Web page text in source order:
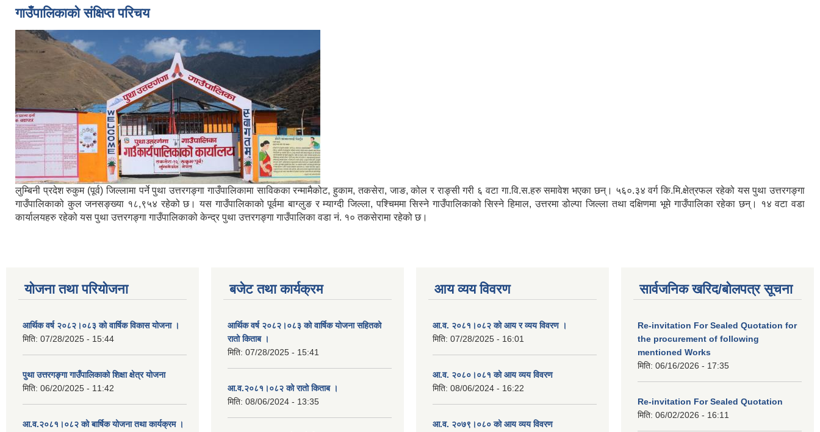
गाउँपालिकाको संक्षिप्त परिचय
लुम्बिनी प्रदेश रुकुम (पूर्व) जिल्लामा पर्ने पुथा उत्तरगङ्गा गाउँपालिकामा साविकका रन्मामैकोट, हुकाम, तकसेरा, जाङ, कोल र राङ्सी गरी ६ वटा गा.वि.स.हरु समावेश भएका छन्। ५६०.३४ वर्ग कि.मि.क्षेत्रफल रहेको यस पुथा उत्तरगङ्गा
गाउँपालिकाको कुल जनसङ्ख्या १८,९५४ रहेको छ। यस गाउँपालिकाको पूर्वमा बाग्लुङ र म्याग्दी जिल्ला, पश्चिममा सिस्ने गाउँपालिकाको सिस्ने हिमाल, उत्तरमा डोल्पा जिल्ला तथा दक्षिणमा भूमे गाउँपालिका रहेका छन्। १४ वटा वडा
कार्यालयहरु रहेको यस पुथा उत्तरगङ्गा गाउँपालिकाको केन्द्र पुथा उत्तरगङ्गा गाउँपालिका वडा नं. १० तकसेरामा रहेको छ।
योजना तथा परियोजना
आर्थिक वर्ष २०८२।०८३ को वार्षिक विकास योजना ।
मिति: 07/28/2025 - 15:44
पुथा उत्तरगङ्गा गाउँपालिकाको शिक्षा क्षेत्र योजना
मिति: 06/20/2025 - 11:42
आ.व.२०८१।०८२ को बार्षिक योजना तथा कार्यक्रम ।
बजेट तथा कार्यक्रम
आर्थिक वर्ष २०८२।०८३ को वार्षिक योजना सहितको
रातो किताब ।
मिति: 07/28/2025 - 15:41
आ.व.२०८१।०८२ को रातो किताब ।
मिति: 08/06/2024 - 13:35
आय व्यय विवरण
आ.व. २०८१।०८२ को आय र व्यय विवरण ।
मिति: 07/28/2025 - 16:01
आ.व. २०८०।०८१ को आय व्यय विवरण
मिति: 08/06/2024 - 16:22
आ.व. २०७९।०८० को आय व्यय विवरण
सार्वजनिक खरिद/बोलपत्र सूचना
Re-invitation For Sealed Quotation for
the procurement of following
mentioned Works
मिति: 06/16/2026 - 17:35
Re-invitation For Sealed Quotation
मिति: 06/02/2026 - 16:11